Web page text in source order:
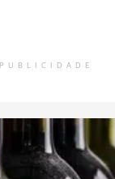
PUBLICIDADE